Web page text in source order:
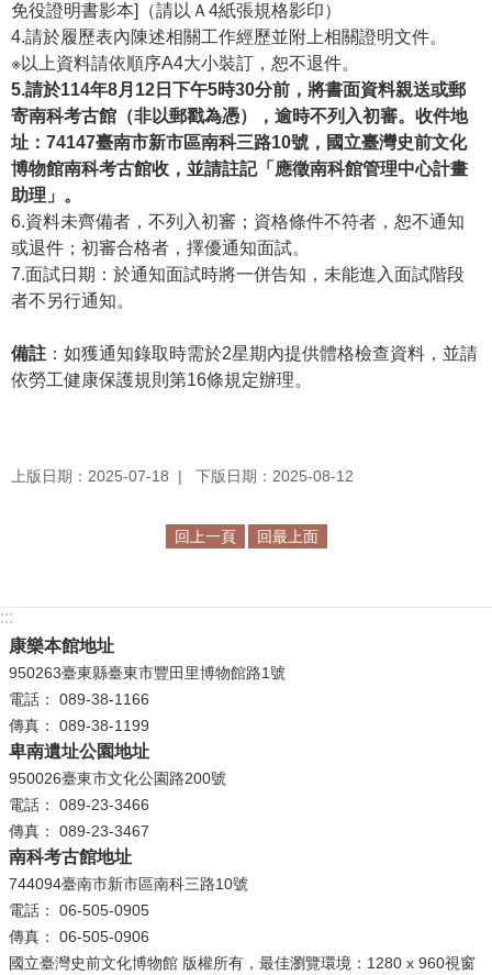
R
S
S
網
站
資
料
開
放
宣
隱
私
護
全
宣
告
為
民
服
務
白
皮
書
政
免役證明書影本]（請以Ａ4紙張規格影印）
4.請於履歷表內陳述相關工作經歷並附上相關證明文件。
※以上資料請依順序A4大小裝訂，恕不退件。
5.請於114年8月12日下午5時30分前，將書面資料親送或郵
寄南科考古館（非以郵戳為憑），逾時不列入初審。收件地
址：74147臺南市新市區南科三路10號，國立臺灣史前文化
博物館南科考古館收，並請註記「應徵南科館管理中心計畫
助理」。
6.資料未齊備者，不列入初審；資格條件不符者，恕不通知
或退件；初審合格者，擇優通知面試。
7.面試日期：於通知面試時將一併告知，未能進入面試階段
者不另行通知。
備註 ：如獲通知錄取時需於2星期內提供體格檢查資料，並請
依勞工健康保護規則第16條規定辦理。
上版日期：2025-07-18 下版日期：2025-08-12
回上一頁 回最上面
:::
康樂本館地址
950263臺東縣臺東市豐田里博物館路1號
電話： 089-38-1166
傳真： 089-38-1199
卑南遺址公園地址
950026臺東市文化公園路200號
電話： 089-23-3466
傳真： 089-23-3467
南科考古館地址
744094臺南市新市區南科三路10號
電話： 06-505-0905
傳真： 06-505-0906
國立臺灣史前文化博物館 版權所有，最佳瀏覽環境：1280 x 960視窗